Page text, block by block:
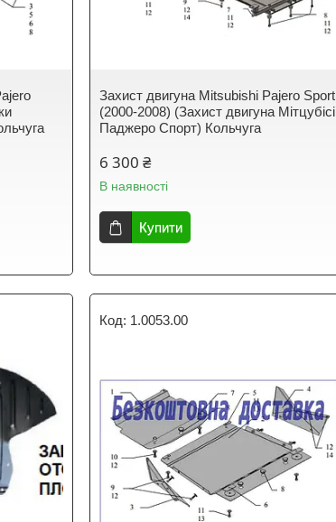
Захист двигуна Mitsubishi Pajero Sport
(2000-2008) (Захист двигуна Мітцубісі
Паджеро Спорт) Кольчуга
6 300 ₴
В наявності
Купити
1.0053.00